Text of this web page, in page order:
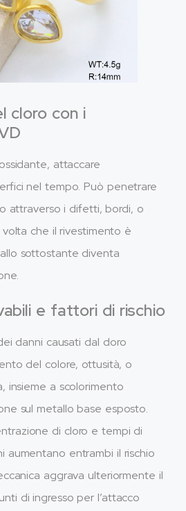
cloro con i
attaccare
nel tempo. Può penetrare
attraverso i difetti, bordi, o
che il rivestimento è
sottostante diventa
e fattori di rischio
danni causati dal cloro
del colore, ottusità, o
insieme a scolorimento
sul metallo base esposto.
di cloro e tempi di
aumentano entrambi il rischio
aggrava ulteriormente il
di ingresso per l’attacco